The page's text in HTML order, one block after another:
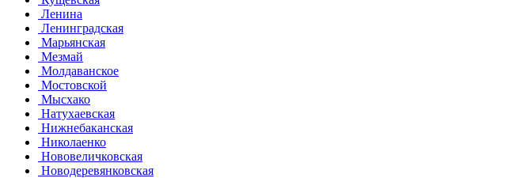
Ленина
Ленинградская
Марьянская
Мезмай
Молдаванское
Мостовской
Мысхако
Натухаевская
Нижнебаканская
Николаенко
Нововеличковская
Новодеревянковская